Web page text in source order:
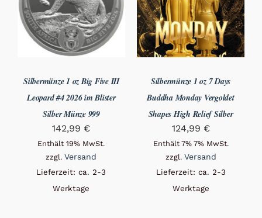
Silbermünze 1 oz Big Five III
Leopard #4 2026 im Blister
Silber Münze 999
142,99 €
Enthält 19% MwSt.
zzgl.Versand
Lieferzeit: ca. 2-3
Werktage
Silbermünze 1 oz 7 Days
Buddha Monday Vergoldet
Shapes High Relief Silber
124,99 €
Enthält 7% 7% MwSt.
zzgl. Versand
Lieferzeit: ca. 2-3
Werktage